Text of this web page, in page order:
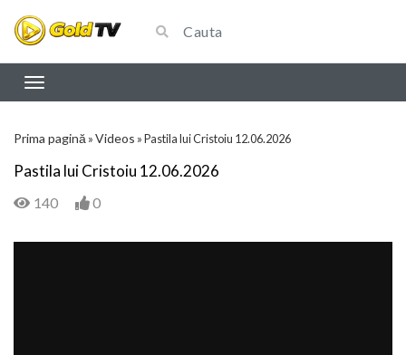
Prima pagină »Videos »Pastila lui Cristoiu 12.06.2026
Pastila lui Cristoiu 12.06.2026
140 0